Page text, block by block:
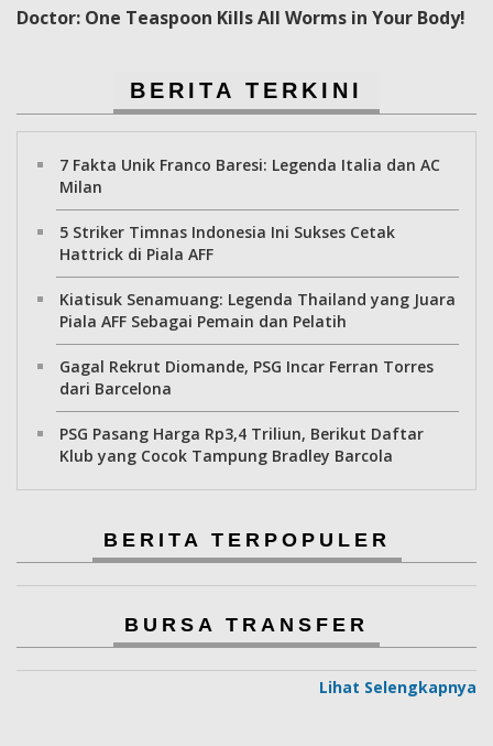
Doctor: One Teaspoon Kills All Worms in Your Body!
BERITA TERKINI
7 Fakta Unik Franco Baresi: Legenda Italia dan AC
Milan
5 Striker Timnas Indonesia Ini Sukses Cetak
Hattrick di Piala AFF
Kiatisuk Senamuang: Legenda Thailand yang Juara
Piala AFF Sebagai Pemain dan Pelatih
Gagal Rekrut Diomande, PSG Incar Ferran Torres
dari Barcelona
PSG Pasang Harga Rp3,4 Triliun, Berikut Daftar
Klub yang Cocok Tampung Bradley Barcola
BERITA TERPOPULER
BURSA TRANSFER
Lihat Selengkapnya